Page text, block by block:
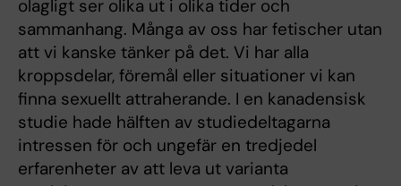
olagligt ser olika ut i olika tider och
sammanhang. Många av oss har fetischer utan
att vi kanske tänker på det. Vi har alla
kroppsdelar, föremål eller situationer vi kan
finna sexuellt attraherande. I en kanadensisk
studie hade hälften av studiedeltagarna
intressen för och ungefär en tredjedel
erfarenheter av att leva ut varianta